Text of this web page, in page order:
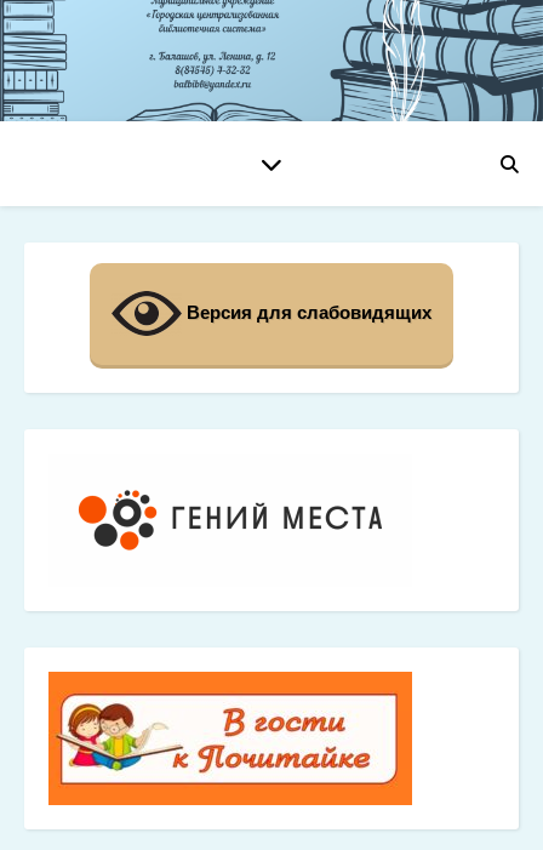
Версия для слабовидящих